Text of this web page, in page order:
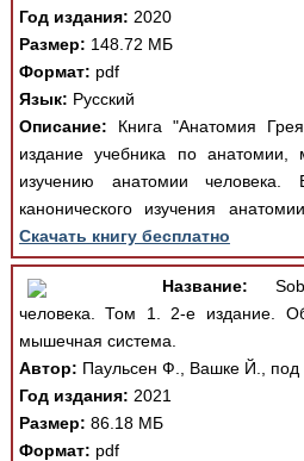
Год издания: 2020
Размер: 148.72 МБ
Формат: pdf
Язык: Русский
Описание: Книга "Анатомия
издание учебника по анатомии,
изучению анатомии
канонического изучения
Скачать книгу бесплатно
Название:
человека. Том 1. 2-е издание.
мышечная система.
Автор: Паульсен Ф., Вашке Й.,
Год издания: 2021
Размер: 86.18 МБ
Формат: pdf